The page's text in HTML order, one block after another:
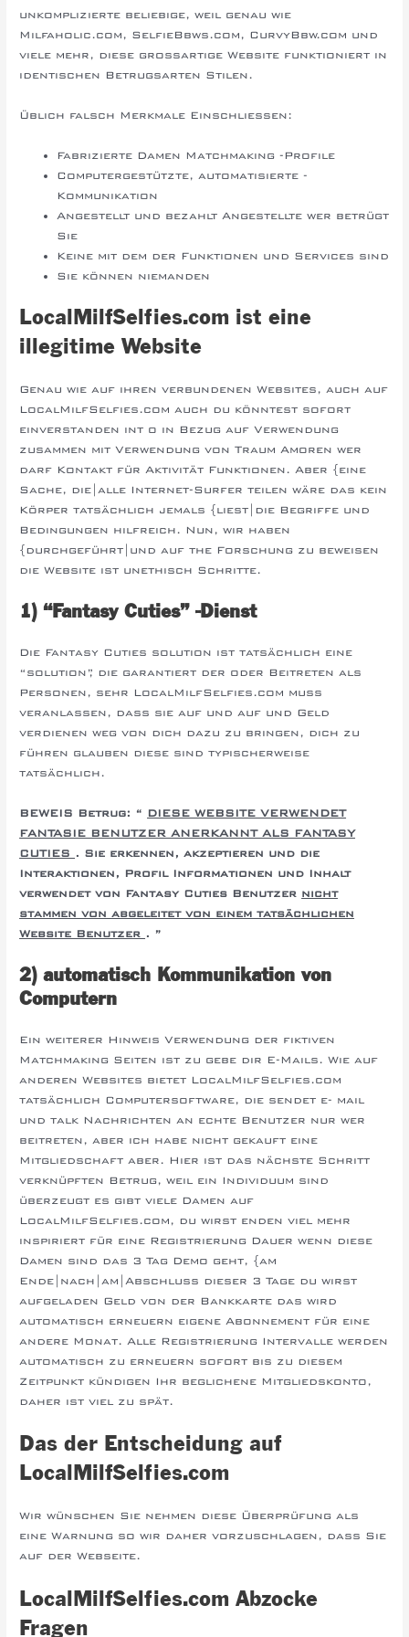
unkomplizierte beliebige, weil genau wie
Milfaholic.com, SelfieBbws.com, CurvyBbw.com und
viele mehr, diese großartige Website funktioniert in
identischen Betrugsarten Stilen.
Üblich falsch Merkmale Einschließen:
Fabrizierte Damen Matchmaking -Profile
Computergestützte, automatisierte -
Kommunikation
Angestellt und bezahlt Angestellte wer betrügt
Sie
Keine mit dem der Funktionen und Services sind
Sie können niemanden
LocalMilfSelfies.com ist eine
illegitime Website
Genau wie auf ihren verbundenen Websites, auch auf
LocalMilfSelfies.com auch du könntest sofort
einverstanden int o in Bezug auf Verwendung
zusammen mit Verwendung von Traum Amoren wer
darf Kontakt für Aktivität Funktionen. Aber {eine
Sache, die|alle Internet-Surfer teilen wäre das kein
Körper tatsächlich jemals {liest|die Begriffe und
Bedingungen hilfreich. Nun, wir haben
{durchgeführt|und auf the Forschung zu beweisen
die Website ist unethisch Schritte.
1) “Fantasy Cuties” -Dienst
Die Fantasy Cuties solution ist tatsächlich eine
“solution”, die garantiert der oder Beitreten als
Personen, sehr LocalMilfSelfies.com muss
veranlassen, dass sie auf und auf und Geld
verdienen weg von dich dazu zu bringen, dich zu
führen glauben diese sind typischerweise
tatsächlich.
BEWEIS Betrug: “ DIESE WEBSITE VERWENDET
FANTASIE BENUTZER ANERKANNT ALS FANTASY
CUTIES . Sie erkennen, akzeptieren und die
Interaktionen, Profil Informationen und Inhalt
verwendet von Fantasy Cuties Benutzer nicht
stammen von abgeleitet von einem tatsächlichen
Website Benutzer . ”
2) automatisch Kommunikation von
Computern
Ein weiterer Hinweis Verwendung der fiktiven
Matchmaking Seiten ist zu gebe dir E-Mails. Wie auf
anderen Websites bietet LocalMilfSelfies.com
tatsächlich Computersoftware, die sendet e- mail
und talk Nachrichten an echte Benutzer nur wer
beitreten, aber ich habe nicht gekauft eine
Mitgliedschaft aber. Hier ist das nächste Schritt
verknüpften Betrug, weil ein Individuum sind
überzeugt es gibt viele Damen auf
LocalMilfSelfies.com, du wirst enden viel mehr
inspiriert für eine Registrierung Dauer wenn diese
Damen sind das 3 Tag Demo geht, {am
Ende|nach|am|Abschluss dieser 3 Tage du wirst
aufgeladen Geld von der Bankkarte das wird
automatisch erneuern eigene Abonnement für eine
andere Monat. Alle Registrierung Intervalle werden
automatisch zu erneuern sofort bis zu diesem
Zeitpunkt kündigen Ihr beglichene Mitgliedskonto,
daher ist viel zu spät.
Das der Entscheidung auf
LocalMilfSelfies.com
Wir wünschen Sie nehmen diese Überprüfung als
eine Warnung so wir daher vorzuschlagen, dass Sie
auf der Webseite.
LocalMilfSelfies.com Abzocke
Fragen